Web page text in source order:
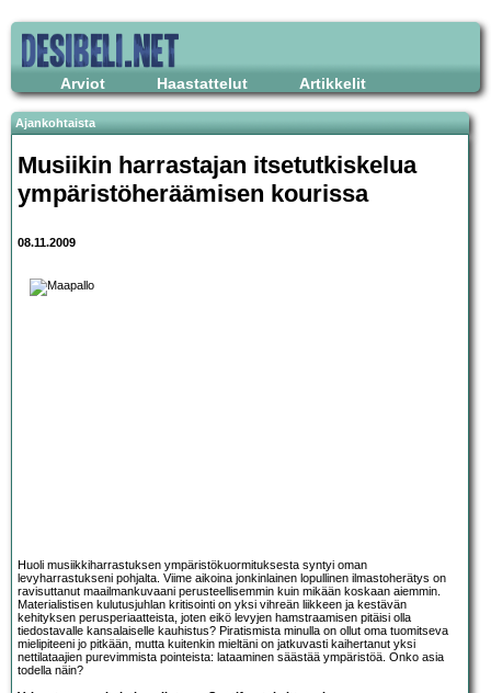
Arviot Haastattelut Artikkelit
Ajankohtaista
Musiikin harrastajan itsetutkiskelua
ympäristöheräämisen kourissa
08.11.2009
Huoli musiikkiharrastuksen ympäristökuormituksesta syntyi oman
levyharrastukseni pohjalta. Viime aikoina jonkinlainen lopullinen ilmastoherätys on
ravisuttanut maailmankuvaani perusteellisemmin kuin mikään koskaan aiemmin.
Materialistisen kulutusjuhlan kritisointi on yksi vihreän liikkeen ja kestävän
kehityksen perusperiaatteista, joten eikö levyjen hamstraamisen pitäisi olla
tiedostavalle kansalaiselle kauhistus? Piratismista minulla on ollut oma tuomitseva
mielipiteeni jo pitkään, mutta kuitenkin mieltäni on jatkuvasti kaihertanut yksi
nettilataajien purevimmista pointeista: lataaminen säästää ympäristöä. Onko asia
todella näin?